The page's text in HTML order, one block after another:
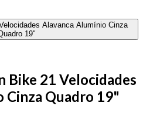
Bike 21 Velocidades
Cinza Quadro 19"